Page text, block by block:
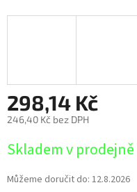
298,14 Kč
246,40 Kč bez DPH
cena:
Skladem v
Můžeme doručit do: 12.8.2026